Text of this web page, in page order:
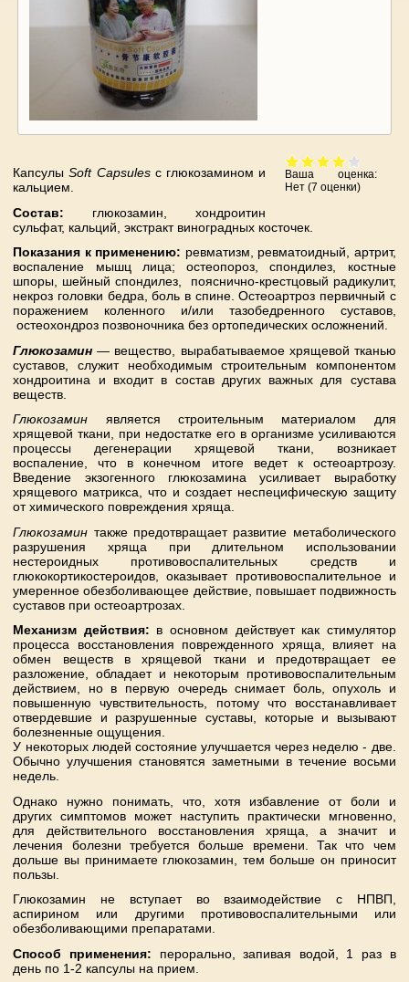
Ваша оценка:
Нет (7 оценки)
КапсулыSoft Capsulesс глюкозамином и
кальцием.
Состав: глюкозамин, хондроитин
сульфат, кальций, экстракт виноградных косточек.
Показания к применению: ревматизм, ревматоидный, артрит,
воспаление мышц лица; остеопороз, спондилез, костные
шпоры, шейный спондилез, пояснично-крестцовый радикулит,
некроз головки бедра, боль в спине. Остеоартроз первичный с
поражением коленного и/или тазобедренного суставов,
остеохондроз позвоночника без ортопедических осложнений.
Глюкозамин — вещество, вырабатываемое хрящевой тканью
суставов, служит необходимым строительным компонентом
хондроитина и входит в состав других важных для сустава
веществ.
Глюкозамин является строительным материалом для
хрящевой ткани, при недостатке его в организме усиливаются
процессы дегенерации хрящевой ткани, возникает
воспаление, что в конечном итоге ведет к остеоартрозу.
Введение экзогенного глюкозамина усиливает выработку
хрящевого матрикса, что и создает неспецифическую защиту
от химического повреждения хряща.
Глюкозамин также предотвращает развитие метаболического
разрушения хряща при длительном использовании
нестероидных противовоспалительных средств и
глюкокортикостероидов, оказывает противовоспалительное и
умеренное обезболивающее действие, повышает подвижность
суставов при остеоартрозах.
Механизм действия: в основном действует как стимулятор
процесса восстановления поврежденного хряща, влияет на
обмен веществ в хрящевой ткани и предотвращает ее
разложение, обладает и некоторым противовоспалительным
действием, но в первую очередь снимает боль, опухоль и
повышенную чувствительность, потому что восстанавливает
отвердевшие и разрушенные суставы, которые и вызывают
болезненные ощущения.
У некоторых людей состояние улучшается через неделю - две.
Обычно улучшения становятся заметными в течение восьми
недель.
Однако нужно понимать, что, хотя избавление от боли и
других симптомов может наступить практически мгновенно,
для действительного восстановления хряща, а значит и
лечения болезни требуется больше времени. Так что чем
дольше вы принимаете глюкозамин, тем больше он приносит
пользы.
Глюкозамин не вступает во взаимодействие с НПВП,
аспирином или другими противовоспалительными или
обезболивающими препаратами.
Способ применения: перорально, запивая водой, 1 раз в
день по 1-2 капсулы на прием.